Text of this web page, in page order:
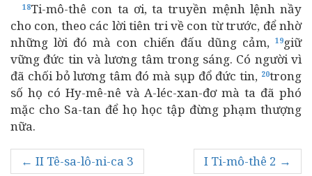
18Ti-mô-thê con ta ơi, ta truyền mệnh lệnh nầy
cho con, theo các lời tiên tri về con từ trước, để nhờ
những lời đó mà con chiến đấu dũng cảm, 19giữ
vững đức tin và lương tâm trong sáng. Có người vì
đã chối bỏ lương tâm đó mà sụp đổ đức tin, 20trong
số họ có Hy-mê-nê và A-léc-xan-đơ mà ta đã phó
mặc cho Sa-tan để họ học tập đừng phạm thượng
nữa.
← II Tê-sa-lô-ni-ca 3 I Ti-mô-thê 2 →